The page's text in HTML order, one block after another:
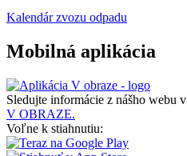
Kalendár zvozu odpadu
Mobilná aplikácia
Sledujte informácie z nášho webu v
V OBRAZE.
Voľne k stiahnutiu: